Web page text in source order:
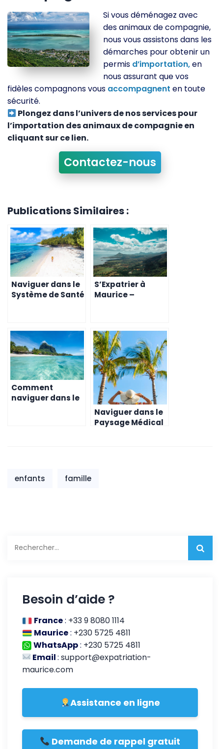
Si vous déménagez avec
des animaux de compagnie,
nous vous assistons dans les
démarches pour obtenir un
permis d’importation,en
nous assurant que vos
fidèles compagnons vous accompagnent en toute
sécurité.
Plongez dans l’univers de nos services pour
l’importation des animaux de compagnie en
cliquant sur ce lien.
Contactez-nous
Publications Similaires :
Naviguer dans le
Système de Santé
S’Expatrier à
Maurice –
Comment
naviguer dans le
Naviguer dans le
Paysage Médical
enfants famille
Besoin d’aide ?
France: +33 9 8080 1114
Maurice: +230 5725 4811
WhatsApp: +230 5725 4811
Email:support@expatriation-
maurice.com
Assistance en ligne
Demande de rappel gratuit